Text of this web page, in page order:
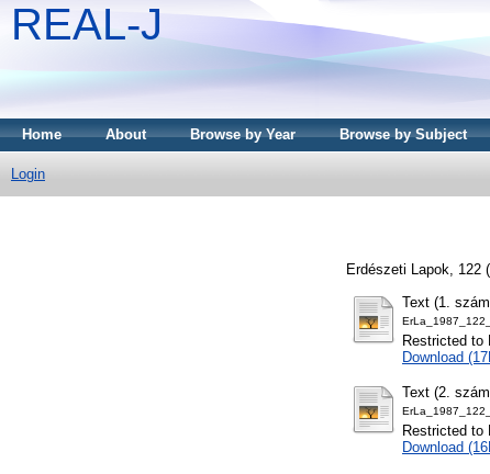
REAL-J
Home About Browse by Year Browse by Subject
Login
Erdészeti Lapok, 122
Text (1.
Restricted to
Download
Text (2.
Restricted to
Download